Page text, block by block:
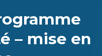
– mise en